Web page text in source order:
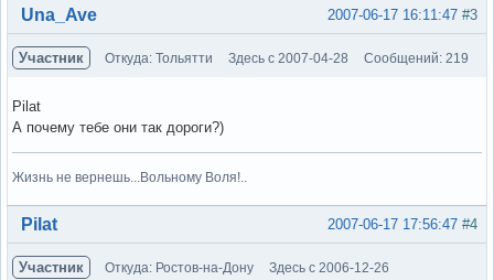
Вне форума #3
2007-06-17 16:11:47
Una_Ave
Участник Откуда: Тольятти Здесь с 2007-04-28 Сообщений: 219
Pilat
А почему тебе они так дороги?)
Жизнь не вернешь...Вольному Воля!..
Вне форума #4
2007-06-17 17:56:47
Pilat
Участник Откуда: Ростов-на-Дону
Здесь с 2006-12-26